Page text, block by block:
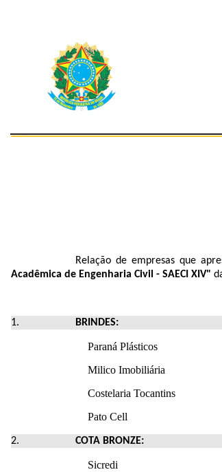
Relação de empresas que
Acadêmica de Engenharia Civil - SAECI XIV"
BRINDES:
Paraná Plásticos
Milico Imobiliária
Costelaria Tocantins
Pato Cell
COTA BRONZE:
Sicredi